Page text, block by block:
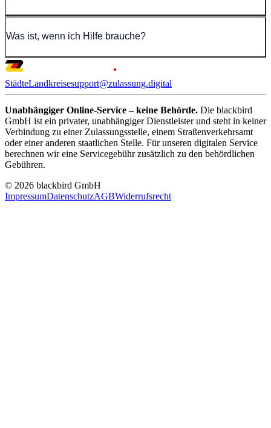
Was ist, wenn ich Hilfe brauche?
StädteLandkreisesupport@zulassung.digital
Unabhängiger Online-Service – keine Behörde. Die blackbird
GmbH ist ein privater, unabhängiger Dienstleister und steht in keiner
Verbindung zu einer Zulassungsstelle, einem Straßenverkehrsamt
oder einer anderen staatlichen Stelle. Für unseren digitalen Service
berechnen wir eine Servicegebühr zusätzlich zu den behördlichen
Gebühren.
© 2026 blackbird GmbH
ImpressumDatenschutzAGBWiderrufsrecht